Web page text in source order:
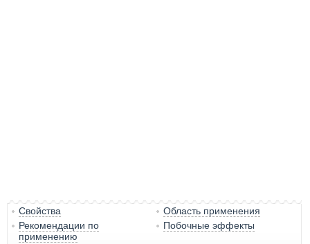
Свойства
Область применения
Рекомендации по
применению
Побочные эффекты